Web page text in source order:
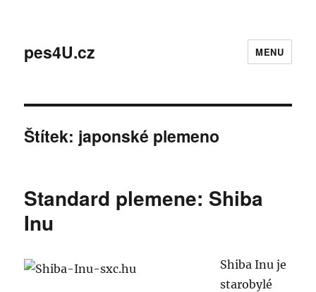
pes4U.cz MENU
Štítek: japonské plemeno
Standard plemene: Shiba
Inu
Shiba Inu je
starobylé